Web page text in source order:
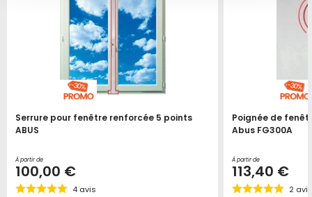
Serrure pour fenêtre renforcée 5 points
ABUS
À partir de
100,00 €
4 avis
Poignée de
Abus FG300A
À partir de
113,40 €
2 avis